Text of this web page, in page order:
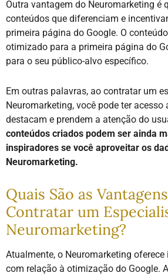
Outra vantagem do Neuromarketing é
conteúdos que diferenciam e
primeira página do Google. O
otimizado para a primeira página do
para o seu público-alvo específico.
Em outras palavras, ao contratar um
Neuromarketing, você pode ter acesso
destacam e prendem a atenção do
conteúdos criados podem ser ainda
inspiradores se você aproveitar os
Neuromarketing.
Quais São as
Contratar um
Neuromarketing?
Atualmente, o Neuromarketing
com relação à otimização do Google.